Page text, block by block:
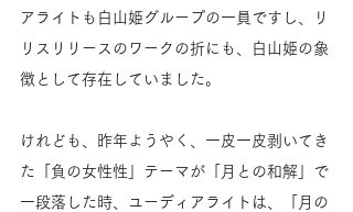
アライトも白山姫グループの一員ですし、リ
リスリリースのワークの折にも、白山姫の象
徴として存在していました。
けれども、昨年ようやく、一皮一皮剥いてき
た「負の女性性」テーマが「月との和解」で
一段落した時、ユーディアライトは、「月の